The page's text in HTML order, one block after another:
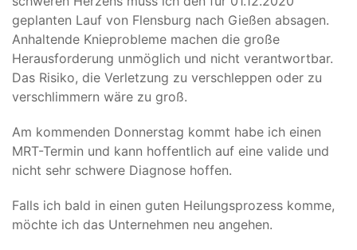
geplanten Lauf von Flensburg nach Gießen absagen.
Anhaltende Knieprobleme machen die große
Herausforderung unmöglich und nicht verantwortbar.
Das Risiko, die Verletzung zu verschleppen oder zu
verschlimmern wäre zu groß.
Am kommenden Donnerstag kommt habe ich einen
MRT-Termin und kann hoffentlich auf eine valide und
nicht sehr schwere Diagnose hoffen.
Falls ich bald in einen guten Heilungsprozess komme,
möchte ich das Unternehmen neu angehen.